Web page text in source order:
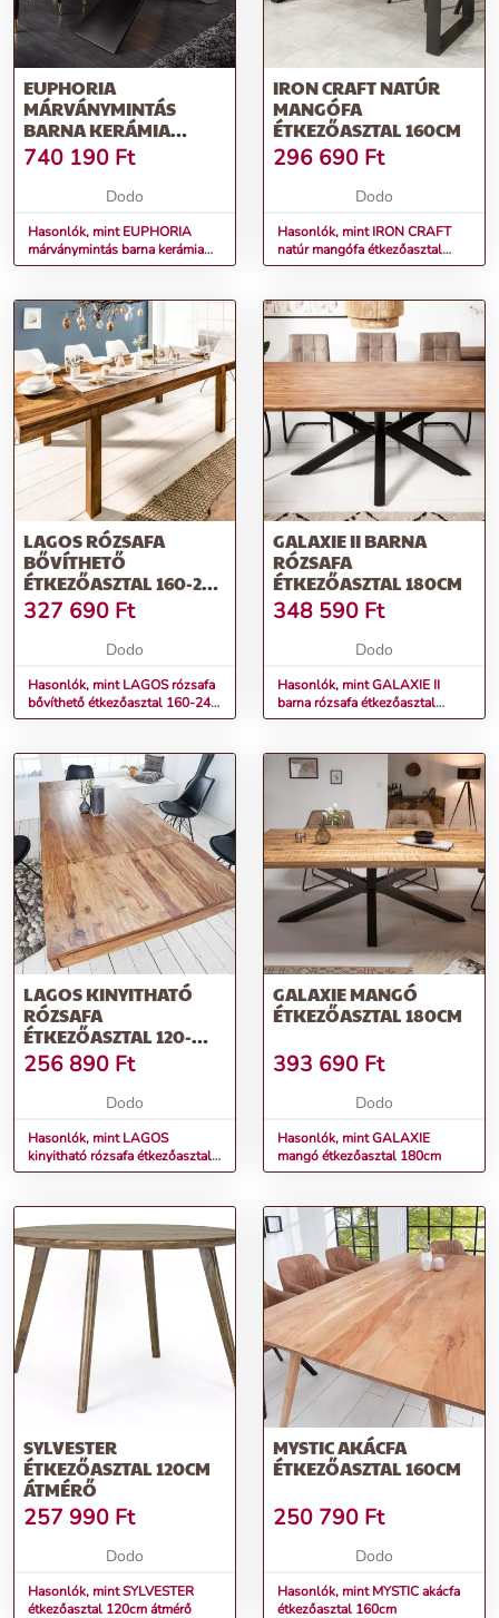
EUPHORIA
MÁRVÁNYMINTÁS
BARNA KERÁMIA
BŐVÍTHETŐ
ÉTKEZŐASZTAL 180-
220-260CM
740 190 Ft
Dodo
Hasonlók, mint EUPHORIA
márványmintás barna kerámia
bővíthető étkezőasztal 180-
IRON CRAFT NATÚR
MANGÓFA
ÉTKEZŐASZTAL 160CM
296 690 Ft
Dodo
Hasonlók, mint IRON CRAFT
natúr mangófa étkezőasztal
160cm
LAGOS RÓZSAFA
BŐVÍTHETŐ
ÉTKEZŐASZTAL 160-240
CM
327 690 Ft
Dodo
Hasonlók, mint LAGOS rózsafa
bővíthető étkezőasztal 160-240
cm
GALAXIE II BARNA
RÓZSAFA
ÉTKEZŐASZTAL 180CM
348 590 Ft
Dodo
Hasonlók, mint GALAXIE II
barna rózsafa étkezőasztal
180cm
LAGOS KINYITHATÓ
RÓZSAFA
ÉTKEZŐASZTAL 120-
200CM
256 890 Ft
Dodo
Hasonlók, mint LAGOS
kinyitható rózsafa étkezőasztal
120-200cm
GALAXIE MANGÓ
ÉTKEZŐASZTAL 180CM
393 690 Ft
Dodo
Hasonlók, mint GALAXIE
mangó étkezőasztal 180cm
SYLVESTER
ÉTKEZŐASZTAL 120CM
ÁTMÉRŐ
257 990 Ft
Dodo
Hasonlók, mint SYLVESTER
étkezőasztal 120cm átmérő
MYSTIC AKÁCFA
ÉTKEZŐASZTAL 160CM
250 790 Ft
Dodo
Hasonlók, mint MYSTIC akácfa
étkezőasztal 160cm